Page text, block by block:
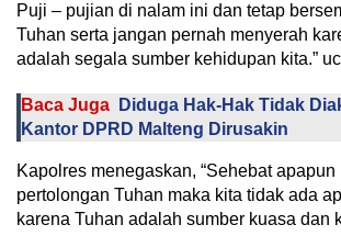
Puji – pujian di nalam ini dan tetap
Tuhan serta jangan pernah menyerah
adalah segala sumber kehidupan kita.”
Baca Juga
Diduga Hak-Hak Tidak
Kantor DPRD Malteng Dirusakin
Kapolres menegaskan, “Sehebat apapun
pertolongan Tuhan maka kita tidak ada
karena Tuhan adalah sumber kuasa dan